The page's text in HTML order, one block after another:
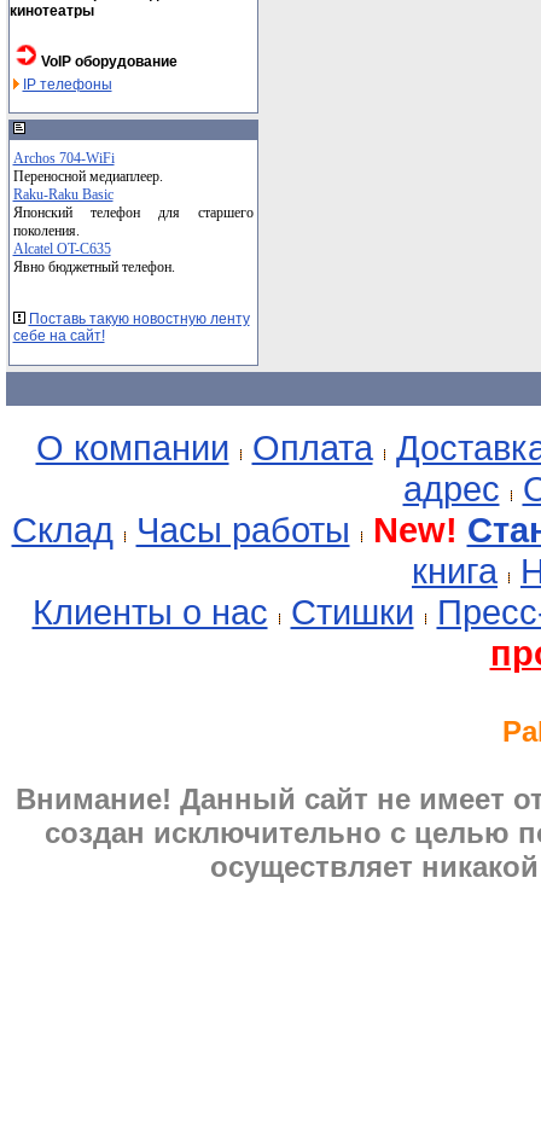
кинотеатры
VoIP оборудование
IP телефоны
Archos 704-WiFi
Переносной медиаплеер.
Raku-Raku Basic
Японский телефон для старшего
поколения.
Alcatel OT-C635
Явно бюджетный телефон.
Поставь такую новостную ленту
себе на сайт!
О компании Оплата
адрес
Склад
Часы работы New!
книга
Клиенты о нас
Стишки
Внимание! Данный сайт не имеет
создан исключительно с целью
осуществляет